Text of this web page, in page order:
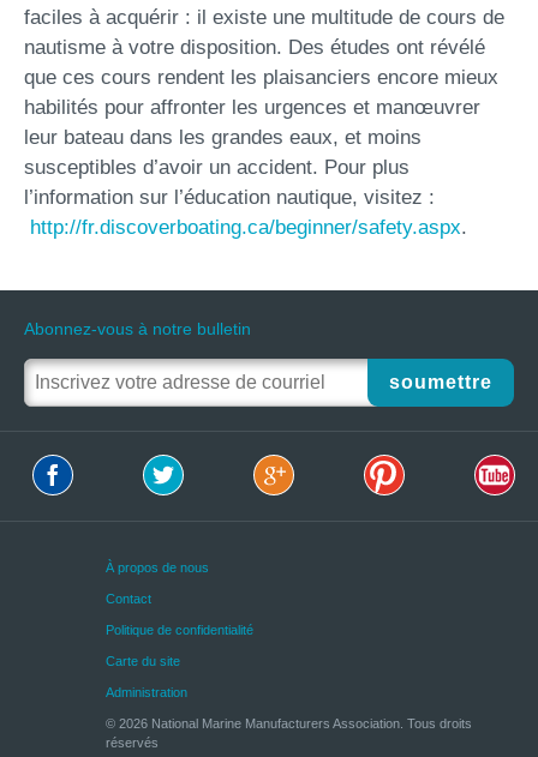
faciles à acquérir : il existe une multitude de cours de
nautisme à votre disposition. Des études ont révélé
que ces cours rendent les plaisanciers encore mieux
habilités pour affronter les urgences et manœuvrer
leur bateau dans les grandes eaux, et moins
susceptibles d’avoir un accident. Pour plus
l’information sur l’éducation nautique, visitez :
http://fr.discoverboating.ca/beginner/safety.aspx.
Abonnez-vous à notre bulletin
soumettre
À propos de nous
Contact
Politique de confidentialité
Carte du site
Administration
© 2026 National Marine Manufacturers Association. Tous droits
réservés